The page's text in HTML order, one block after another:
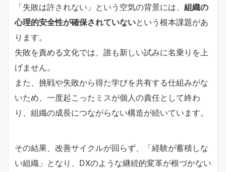
「失敗は許されない」という空気の背景には、 組織の
心理的安全性が確保されていないという根本課題があ
ります。
失敗を責める文化では、誰も新しい試みに名乗りを上
げません。
また、挑戦や失敗から得た学びを共有する仕組みがな
いため、一度起こったミスが個人の責任として終わ
り、組織の成長につながらない構造が続いています。
その結果、改善サイクルが回らず、「経験が蓄積しな
い組織」となり、DXのような継続的変革が根づかない